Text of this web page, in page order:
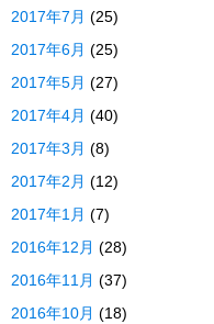
2017年7月 (25)
2017年6月 (25)
2017年5月 (27)
2017年4月 (40)
2017年3月 (8)
2017年2月 (12)
2017年1月 (7)
2016年12月 (28)
2016年11月 (37)
2016年10月 (18)